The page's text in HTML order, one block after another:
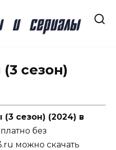
сезон)
сезон) (2024) в
без
можно скачать